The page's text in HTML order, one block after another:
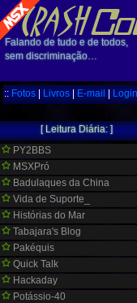
Falando de tudo e de todos,
sem discriminação…
::Fotos|Livros|E-mail|Login
[ Leitura Diária: ]
PY2BBS
MSXPró
Badulaques da China
Vida de Suporte_
Histórias do Mar
Tabajara's Blog
Pakéquis
Quick Talk
Hackaday
Potássio-40